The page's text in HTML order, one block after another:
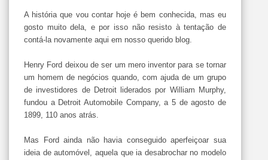
A história que vou contar hoje é bem conhecida, mas eu
gosto muito dela, e por isso não resisto à tentação de
contá-la novamente aqui em nosso querido blog.
Henry Ford deixou de ser um mero inventor para se tornar
um homem de negócios quando, com ajuda de um grupo
de investidores de Detroit liderados por William Murphy,
fundou a Detroit Automobile Company, a 5 de agosto de
1899, 110 anos atrás.
Mas Ford ainda não havia conseguido aperfeiçoar sua
ideia de automóvel, aquela que ia desabrochar no modelo